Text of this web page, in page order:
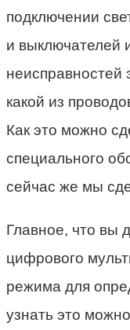
подключении
и выключателей
неисправностей
какой из
Как это можно
специального
сейчас же мы
Главное, что вы
цифрового
режима для
узнать это